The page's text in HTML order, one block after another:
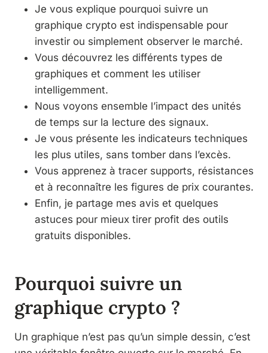
Je vous explique pourquoi suivre un
graphique crypto est indispensable pour
investir ou simplement observer le marché.
Vous découvrez les différents types de
graphiques et comment les utiliser
intelligemment.
Nous voyons ensemble l’impact des unités
de temps sur la lecture des signaux.
Je vous présente les indicateurs techniques
les plus utiles, sans tomber dans l’excès.
Vous apprenez à tracer supports, résistances
et à reconnaître les figures de prix courantes.
Enfin, je partage mes avis et quelques
astuces pour mieux tirer profit des outils
gratuits disponibles.
Pourquoi suivre un
graphique crypto ?
Un graphique n’est pas qu’un simple dessin, c’est